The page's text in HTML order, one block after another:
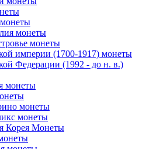
монеты
монеты
империи (1700-1917) монеты
Федерации (1992 - до н. в.)
монеты
монеты
монеты
Корея Монеты